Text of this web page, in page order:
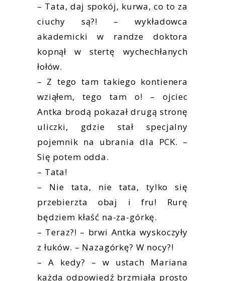
– Tata, daj spokój, kurwa, co to za
ciuchy są?! – wykładowca
akademicki w randze doktora
kopnął w stertę wychechłanych
łołów.
– Z tego tam takiego kontienera
wziąłem, tego tam o! – ojciec
Antka brodą pokazał drugą stronę
uliczki, gdzie stał specjalny
pojemnik na ubrania dla PCK. –
Się potem odda.
– Tata!
– Nie tata, nie tata, tylko się
przebierzta obaj i fru! Rurę
będziem kłaść na-za-górkę.
– Teraz?! – brwi Antka wyskoczyły
z łuków. – Nazagórkę? W nocy?!
– A kedy? – w ustach Mariana
każda odpowiedź brzmiała prosto